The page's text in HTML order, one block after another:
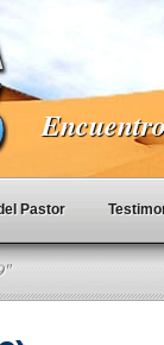
Pastor